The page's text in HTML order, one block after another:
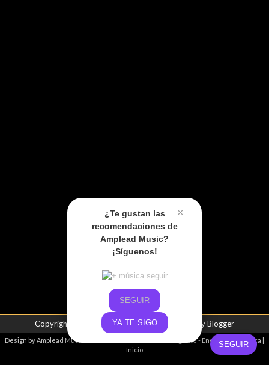
SEGUIR
×
¿Te gustan las
recomendaciones de
Amplead Music?
¡Síguenos!
SEGUIR
YA TE SIGO
Copyright © Amplead Music| Powered byBlogger
Design byAmplead Music - Promoviendo el talento emergente - Envíanos tu música
Inicio